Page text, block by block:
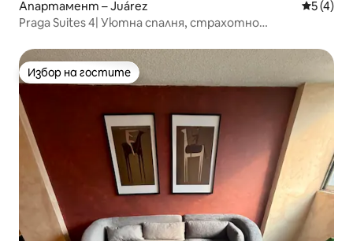
Апартамент – Juárez Средна
5 (4)
Praga Suites 4| Уютна спалня, страхотно
Избор на гостите
Избор на гостите